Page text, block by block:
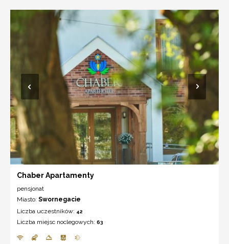
Chaber Apartamenty
pensjonat
Miasto: Swornegacie
Liczba uczestników: 42
Liczba miejsc noclegowych: 63